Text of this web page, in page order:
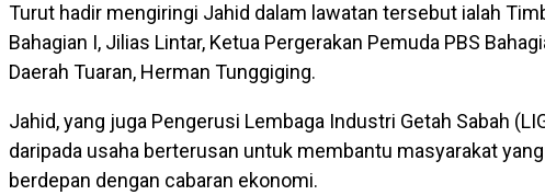
Turut hadir mengiringi Jahid dalam lawatan tersebut ialah
Bahagian I, Jilias Lintar, Ketua Pergerakan Pemuda PBS
Daerah Tuaran, Herman Tunggiging.
Jahid, yang juga Pengerusi Lembaga Industri Getah Sabah
daripada usaha berterusan untuk membantu masyarakat
berdepan dengan cabaran ekonomi.